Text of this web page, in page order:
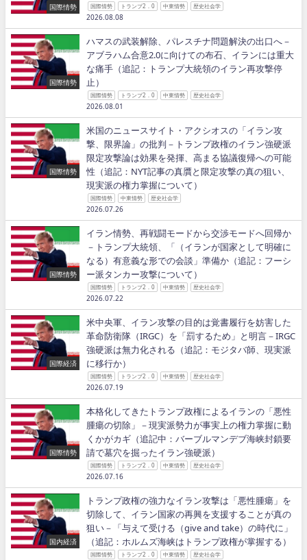
国際情勢 国際情勢 トランプ2．0 中東情勢 歴史社会学
2026.08.08
国際情勢
ハマスの武装解除、パレスチナ問題解決の出口へ－
アブラハム合意2.0に向けての布石、イランには重大
な痛手（追記：トランプ大統領のイラン再攻撃停
止）
国際情勢 トランプ2．0 中東情勢 歴史社会学
2026.08.01
国際情勢
米国のニュースサイト・アクシオスの「イラン攻
撃、限界論」の批判－トランプ政権のイラン強硬派
限定攻撃論は効果を発揮、高まる協議復帰への可能
性（追記：NYT記事の真贋と限定攻撃の真の狙い、
現実派の権力掌握について）
国際情勢 中東情勢 歴史社会学
2026.07.26
国際情勢
イラン情勢、再戦闘モードから交渉モードへ回帰か
－トランプ大統領、「（イランが国家として明確に
なる）有意義な形での会談」準備か（追記：フーシ
ー派タンカー攻撃について）
国際情勢 トランプ2．0 中東情勢 歴史社会学
2026.07.22
国際経済
米中央軍、イラン攻撃の目的は覚書履行を妨害した
革命防衛隊（IRGC）を「罰するため」と明言－IRGC
強硬派は無力化される（追記：モジタバ師、現実派
に移行か）
国際情勢 トランプ2．0 中東情勢 歴史社会学
2026.07.19
国際情勢
本格化してきたトランプ政権によるイランの「悪性
腫瘍の切除」－現実派勢力が事実上の権力掌握に動
くかがカギ（追記中：バーブルマンデブ海峡封鎖要
請で墓穴を掘ったイラン強硬派）
国際情勢 トランプ2．0 中東情勢 歴史社会学
2026.07.16
国内経済
トランプ政権の強力なイラン攻撃は「悪性腫瘍」を
切除して、イラン国家の再興を支援することが真の
狙い－「与えて受ける（give and take）の時代に」
（追記：ホルムズ海峡はトランプ政権が掌握する）
国際情勢 トランプ2．0 中東情勢 歴史社会学